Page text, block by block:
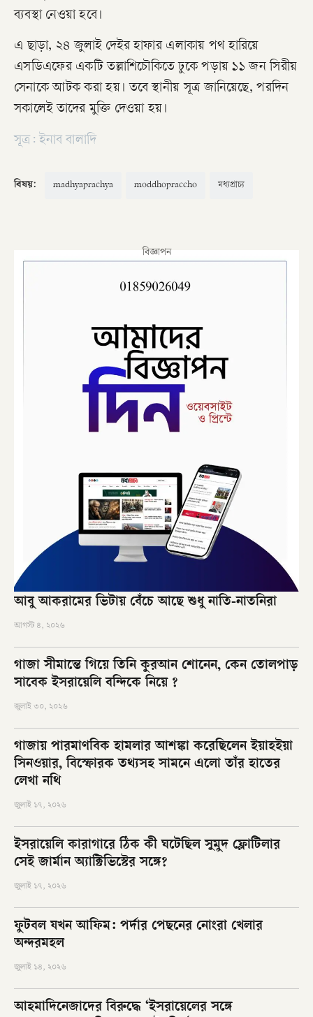
ব্যবস্থা নেওয়া হবে।
এ ছাড়া, ২৪ জুলাই দেইর হাফার এলাকায় পথ হারিয়ে
এসডিএফের একটি তল্লাশিচৌকিতে ঢুকে পড়ায় ১১ জন সিরীয়
সেনাকে আটক করা হয়। তবে স্থানীয় সূত্র জানিয়েছে, পরদিন
সকালেই তাদের মুক্তি দেওয়া হয়।
সূত্র: ইনাব বালাদি
বিষয়: madhyaprachya moddhopraccho মধ্যপ্রাচ্য
বিজ্ঞাপন
আবু আকরামের ভিটায় বেঁচে আছে শুধু নাতি-নাতনিরা
আগস্ট ৪, ২০২৬
গাজা সীমান্তে গিয়ে তিনি কুরআন শোনেন, কেন তোলপাড়
সাবেক ইসরায়েলি বন্দিকে নিয়ে ?
জুলাই ৩০, ২০২৬
গাজায় পারমাণবিক হামলার আশঙ্কা করেছিলেন ইয়াহইয়া
সিনওয়ার, বিস্ফোরক তথ্যসহ সামনে এলো তাঁর হাতের
লেখা নথি
জুলাই ১৭, ২০২৬
ইসরায়েলি কারাগারে ঠিক কী ঘটেছিল সুমুদ ফ্লোটিলার
সেই জার্মান অ্যাক্টিভিস্টের সঙ্গে?
জুলাই ১৭, ২০২৬
ফুটবল যখন আফিম: পর্দার পেছনের নোংরা খেলার
অন্দরমহল
জুলাই ১৪, ২০২৬
আহমাদিনেজাদের বিরুদ্ধে ‘ইসরায়েলের সঙ্গে